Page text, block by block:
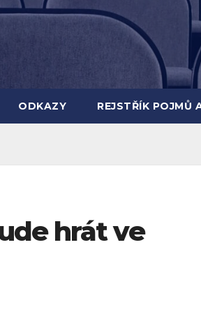
ODKAZY REJSTŘÍK POJMŮ
hrát ve